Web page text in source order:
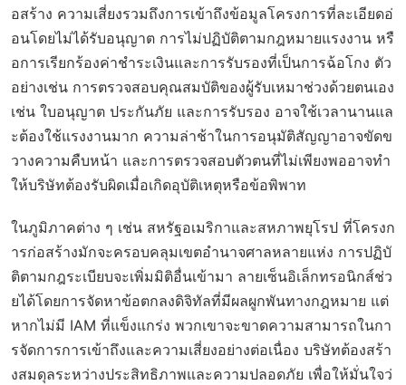
อสร้าง ความเสี่ยงรวมถึงการเข้าถึงข้อมูลโครงการที่ละเอียดอ่
อนโดยไม่ได้รับอนุญาต การไม่ปฏิบัติตามกฎหมายแรงงาน หรื
อการเรียกร้องค่าชำระเงินและการรับรองที่เป็นการฉ้อโกง ตัว
อย่างเช่น การตรวจสอบคุณสมบัติของผู้รับเหมาช่วงด้วยตนเอง
เช่น ใบอนุญาต ประกันภัย และการรับรอง อาจใช้เวลานานแล
ะต้องใช้แรงงานมาก ความล่าช้าในการอนุมัติสัญญาอาจขัดข
วางความคืบหน้า และการตรวจสอบตัวตนที่ไม่เพียงพออาจทำ
ให้บริษัทต้องรับผิดเมื่อเกิดอุบัติเหตุหรือข้อพิพาท
ในภูมิภาคต่าง ๆ เช่น สหรัฐอเมริกาและสหภาพยุโรป ที่โครงก
ารก่อสร้างมักจะครอบคลุมเขตอำนาจศาลหลายแห่ง การปฏิบั
ติตามกฎระเบียบจะเพิ่มมิติอื่นเข้ามา ลายเซ็นอิเล็กทรอนิกส์ช่ว
ยได้โดยการจัดหาข้อตกลงดิจิทัลที่มีผลผูกพันทางกฎหมาย แต่
หากไม่มี IAM ที่แข็งแกร่ง พวกเขาจะขาดความสามารถในกา
รจัดการการเข้าถึงและความเสี่ยงอย่างต่อเนื่อง บริษัทต้องสร้า
งสมดุลระหว่างประสิทธิภาพและความปลอดภัย เพื่อให้มั่นใจว่